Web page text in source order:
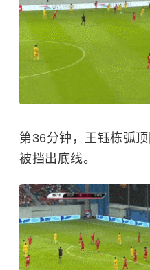
第36分钟，王钰栋弧顶
被挡出底线。